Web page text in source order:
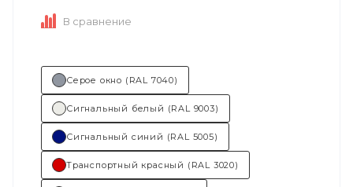
В сравнение
Серое окно (RAL 7040)
Сигнальный белый (RAL 9003)
Сигнальный синий (RAL 5005)
Транспортный красный (RAL 3020)